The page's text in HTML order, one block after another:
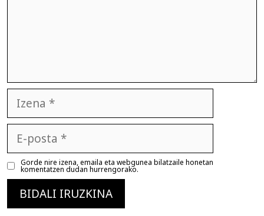
posta
Gorde nire izena, emaila eta webgunea bilatzaile honetan
komentatzen dudan hurrengorako.